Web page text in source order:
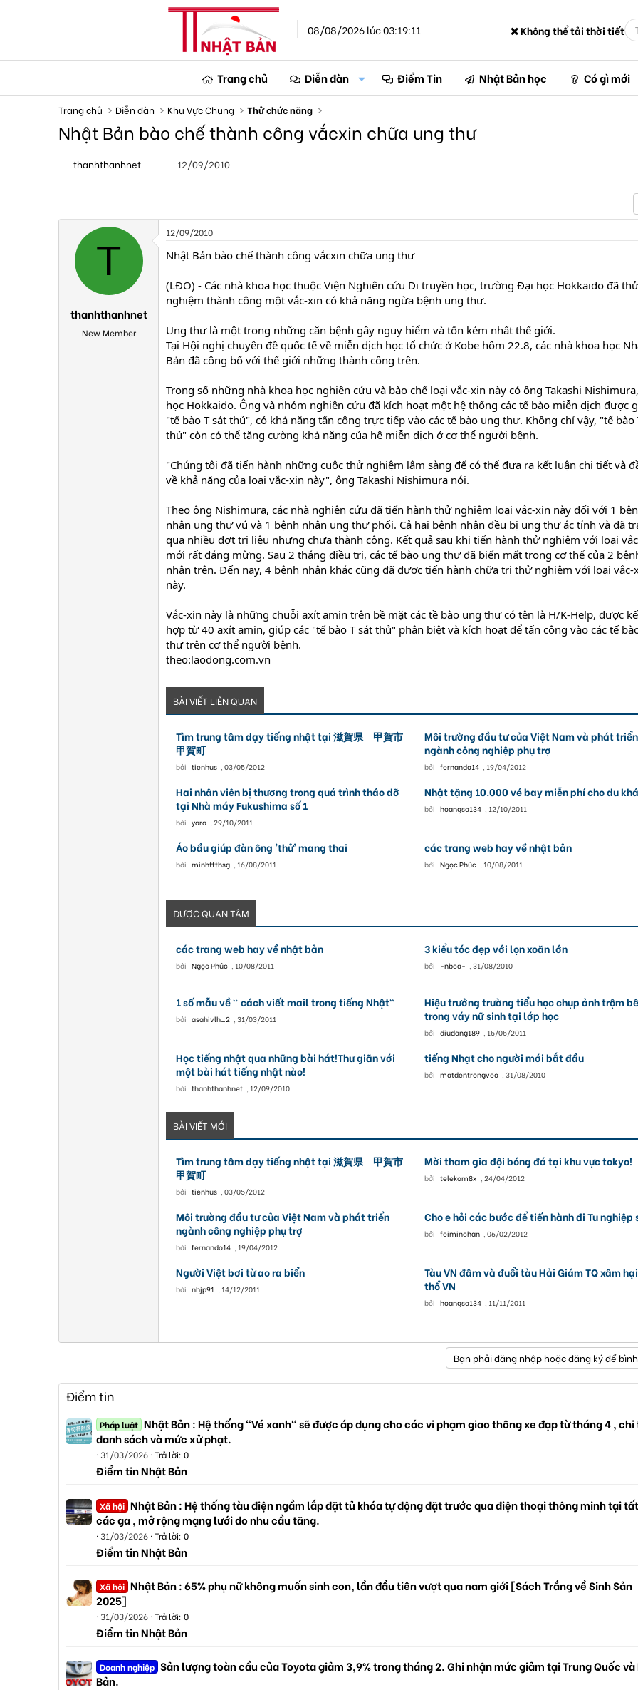
08/08/2026 lúc 03:19:11 ❌ Không thể tải thời tiết
Trang chủ Diễn đàn Điểm Tin Nhật Bản học Có gì mới
Trang chủ Diễn đàn Khu Vực Chung Thử chức năng
Nhật Bản bào chế thành công vắcxin chữa ung thư
h
d
thanhthanhnet
ử
i
12/09/2010
T
thanhthanhnet
New Member
12/09/2010
Nhật Bản bào chế thành công vắcxin chữa ung thư
(LĐO) - Các nhà khoa học thuộc Viện Nghiên cứu Di truyền học, trường Đại học Hokkaido đã thử
nghiệm thành công một vắc-xin có khả năng ngừa bệnh ung thư.
Ung thư là một trong những căn bệnh gây nguy hiểm và tốn kém nhất thế giới.
Tại Hội nghị chuyên đề quốc tế về miễn dịch học tổ chức ở Kobe hôm 22.8, các nhà khoa học
Bản đã công bố với thế giới những thành công trên.
Trong số những nhà khoa học nghiên cứu và bào chế loại vắc-xin này có ông Takashi
học Hokkaido. Ông và nhóm nghiên cứu đã kích hoạt một hệ thống các tế bào miễn dịch được
"tế bào T sát thủ", có khả năng tấn công trực tiếp vào các tế bào ung thư. Không chỉ vậy, "tế bào
thủ" còn có thể tăng cường khả năng của hệ miễn dịch ở cơ thể người bệnh.
"Chúng tôi đã tiến hành những cuộc thử nghiệm lâm sàng để có thể đưa ra kết luận chi tiết và
về khả năng của loại vắc-xin này", ông Takashi Nishimura nói.
Theo ông Nishimura, các nhà nghiên cứu đã tiến hành thử nghiệm loại vắc-xin này đối với 1
nhân ung thư vú và 1 bệnh nhân ung thư phổi. Cả hai bệnh nhân đều bị ung thư ác tính và đã
qua nhiều đợt trị liệu nhưng chưa thành công. Kết quả sau khi tiến hành thử nghiệm với loại
mới rất đáng mừng. Sau 2 tháng điều trị, các tế bào ung thư đã biến mất trong cơ thể của 2
nhân trên. Đến nay, 4 bệnh nhân khác cũng đã được tiến hành chữa trị thử nghiệm với loại vắc-
này.
Vắc-xin này là những chuỗi axít amin trên bề mặt các tề bào ung thư có tên là H/K-Help, được
hợp từ 40 axít amin, giúp các "tế bào T sát thủ" phân biệt và kích hoạt để tấn công vào các tế
thư trên cơ thể người bệnh.
theo:laodong.com.vn
BÀI VIẾT LIÊN QUAN
Tìm trung tâm dạy tiếng nhật tại 滋賀県 甲賀市
甲賀町
bởi tienhus , 03/05/2012
Môi trường đầu tư của Việt Nam và phát triển
ngành công nghiệp phụ trợ
bởi fernando14 , 19/04/2012
Hai nhân viên bị thương trong quá trình tháo dỡ
tại Nhà máy Fukushima số 1
bởi yara , 29/10/2011
Nhật tặng 10.000 vé bay miễn phí cho du
bởi hoangsa134 , 12/10/2011
Áo bầu giúp đàn ông 'thử' mang thai
bởi minhttthsg , 16/08/2011
các trang web hay về nhật bản
bởi Ngọc Phúc , 10/08/2011
ĐƯỢC QUAN TÂM
các trang web hay về nhật bản
bởi Ngọc Phúc , 10/08/2011
3 kiểu tóc đẹp với lọn xoăn lớn
bởi -nbca- , 31/08/2010
1 số mẫu về " cách viết mail trong tiếng Nhật"
bởi asahivlh_2 , 31/03/2011
Hiệu trưởng trường tiểu học chụp ảnh trộm
trong váy nữ sinh tại lớp học
bởi diudang189 , 15/05/2011
Học tiếng nhật qua những bài hát!Thư giãn với
một bài hát tiếng nhật nào!
bởi thanhthanhnet , 12/09/2010
tiếng Nhạt cho người mới bắt đầu
bởi matdentrongveo , 31/08/2010
BÀI VIẾT MỚI
Tìm trung tâm dạy tiếng nhật tại 滋賀県 甲賀市
甲賀町
bởi tienhus , 03/05/2012
Mời tham gia đội bóng đá tại khu vực tokyo!
bởi telekom8x , 24/04/2012
Môi trường đầu tư của Việt Nam và phát triển
ngành công nghiệp phụ trợ
bởi fernando14 , 19/04/2012
Cho e hỏi các bước để tiến hành đi Tu nghiệp
bởi feiminchan , 06/02/2012
Người Việt bơi từ ao ra biển
bởi nhjp91 , 14/12/2011
Tàu VN đâm và đuổi tàu Hải Giám TQ xâm
thổ VN
bởi hoangsa134 , 11/11/2011
Bạn phải đăng nhập hoặc đăng ký để
Điểm tin
Pháp luật Nhật Bản : Hệ thống "Vé xanh" sẽ được áp dụng cho các vi phạm giao thông xe đạp từ tháng 4 ,
danh sách và mức xử phạt.
31/03/2026 Trả lời: 0
Điểm tin Nhật Bản
Xã hội Nhật Bản : Hệ thống tàu điện ngầm lắp đặt tủ khóa tự động đặt trước qua điện thoại thông minh tại
các ga , mở rộng mạng lưới do nhu cầu tăng.
31/03/2026 Trả lời: 0
Điểm tin Nhật Bản
Xã hội Nhật Bản : 65% phụ nữ không muốn sinh con, lần đầu tiên vượt qua nam giới [Sách Trắng về Sinh Sản
2025]
31/03/2026 Trả lời: 0
Điểm tin Nhật Bản
Doanh nghiệp Sản lượng toàn cầu của Toyota giảm 3,9% trong tháng 2. Ghi nhận mức giảm tại Trung Quốc
Bản.